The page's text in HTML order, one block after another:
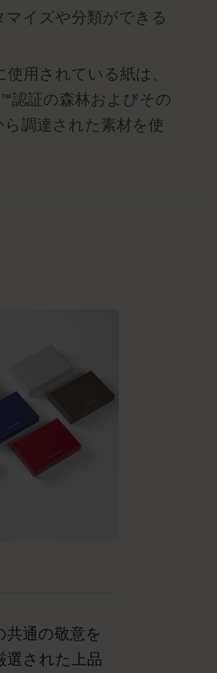
イズや分類ができる
用されている紙は、
認証の森林およびその
調達された素材を使
通の敬意を
された上品